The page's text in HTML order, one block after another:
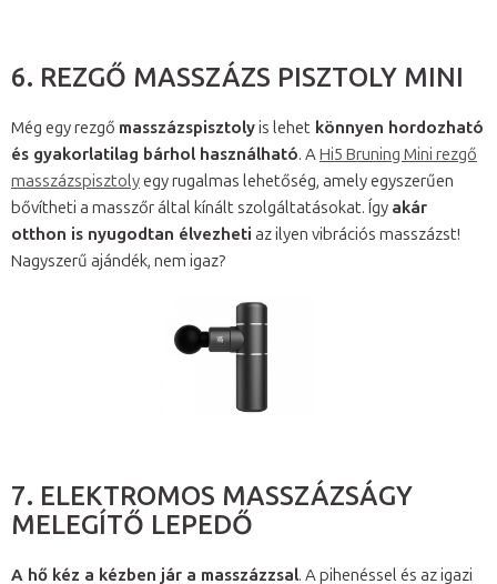
6. REZGŐ MASSZÁZS PISZTOLY MINI
Még egy rezgő masszázspisztolyis lehet könnyen hordozható
és gyakorlatilag bárhol használható. AHi5 Bruning Mini rezgő
masszázspisztolyegy rugalmas lehetőség, amely egyszerűen
bővítheti a masszőr által kínált szolgáltatásokat. Így akár
otthon is nyugodtan élvezheti az ilyen vibrációs masszázst!
Nagyszerű ajándék, nem igaz?
7. ELEKTROMOS MASSZÁZSÁGY
MELEGÍTŐ LEPEDŐ
A hő kéz a kézben jár a masszázzsal. A pihenéssel és az igazi